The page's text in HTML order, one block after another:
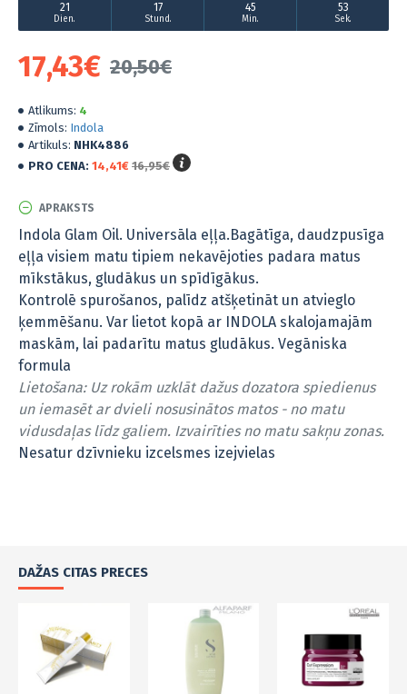
Atlikums: 4
Zīmols: Indola
Artikuls: NHK4886
PRO CENA: 14,41€ 16,95€
21
Dien.
17
Stund.
45
Min.
53
Sek.
20,50€
17,43€
APRAKSTS
Indola Glam Oil. Universāla eļļa.Bagātīga, daudzpusīga
eļļa visiem matu tipiem nekavējoties padara matus
mīkstākus, gludākus un spīdīgākus.
Kontrolē spurošanos, palīdz atšķetināt un atvieglo
ķemmēšanu. Var lietot kopā ar INDOLA skalojamajām
maskām, lai padarītu matus gludākus. Vegāniska
formula
Lietošana: Uz rokām uzklāt dažus dozatora spiedienus
un iemasēt ar dvieli nosusinātos matos - no matu
vidusdaļas līdz galiem. Izvairīties no matu sakņu zonas.
Nesatur dzīvnieku izcelsmes izejvielas
DAŽAS CITAS PRECES